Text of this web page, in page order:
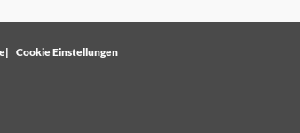
Cookie Einstellungen